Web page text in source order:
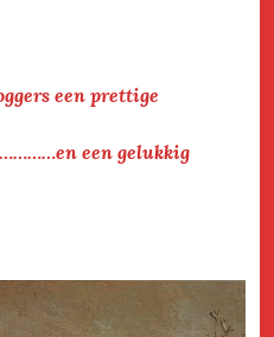
een prettige
een gelukkig